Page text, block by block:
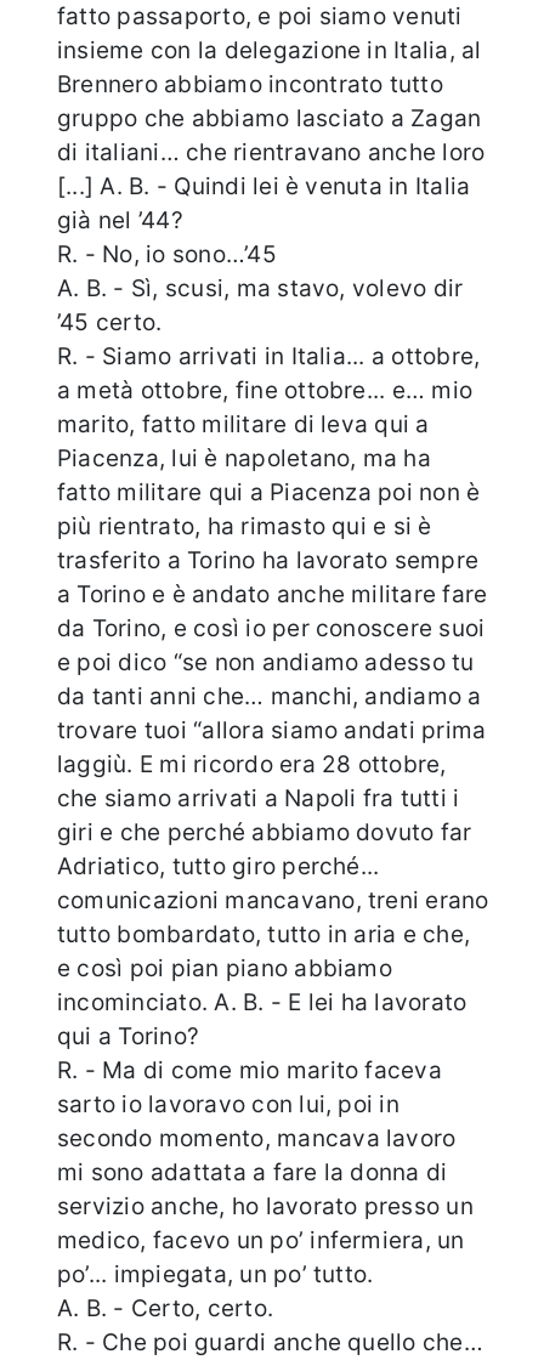
fatto passaporto, e poi siamo venuti
insieme con la delegazione in Italia, al
Brennero abbiamo incontrato tutto
gruppo che abbiamo lasciato a Zagan
di italiani… che rientravano anche loro
[...] A. B. - Quindi lei è venuta in Italia
già nel ’44?
R. - No, io sono…’45
A. B. - Sì, scusi, ma stavo, volevo dir
’45 certo.
R. - Siamo arrivati in Italia... a ottobre,
a metà ottobre, fine ottobre... e… mio
marito, fatto militare di leva qui a
Piacenza, lui è napoletano, ma ha
fatto militare qui a Piacenza poi non è
più rientrato, ha rimasto qui e si è
trasferito a Torino ha lavorato sempre
a Torino e è andato anche militare fare
da Torino, e così io per conoscere suoi
e poi dico “se non andiamo adesso tu
da tanti anni che… manchi, andiamo a
trovare tuoi “allora siamo andati prima
laggiù. E mi ricordo era 28 ottobre,
che siamo arrivati a Napoli fra tutti i
giri e che perché abbiamo dovuto far
Adriatico, tutto giro perché...
comunicazioni mancavano, treni erano
tutto bombardato, tutto in aria e che,
e così poi pian piano abbiamo
incominciato. A. B. - E lei ha lavorato
qui a Torino?
R. - Ma di come mio marito faceva
sarto io lavoravo con lui, poi in
secondo momento, mancava lavoro
mi sono adattata a fare la donna di
servizio anche, ho lavorato presso un
medico, facevo un po’ infermiera, un
po’... impiegata, un po’ tutto.
A. B. - Certo, certo.
R. - Che poi guardi anche quello che…